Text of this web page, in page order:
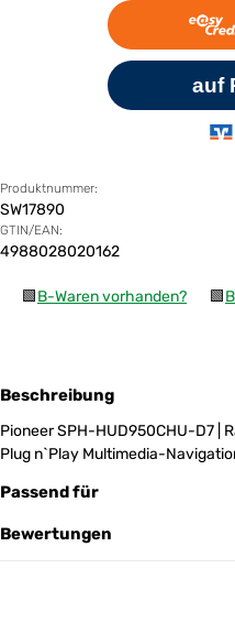
Produktnummer:
SW17890
GTIN/EAN:
4988028020162
🟩B-Waren vorhanden? 🟩
Beschreibung
Pioneer SPH-HUD950CHU-D7 |
Plug n`Play Multimedia-
Passend für
Bewertungen